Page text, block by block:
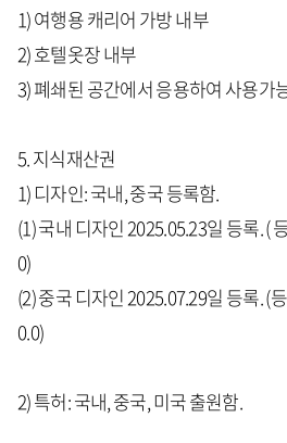
1) 여행용 캐리어 가방 내부
2) 호텔옷장 내부
3) 폐쇄된 공간에서 응용하여 사용가
5. 지식재산권
1) 디자인: 국내, 중국 등록함.
(1) 국내 디자인 2025.05.23일 등록. (
0)
(2) 중국 디자인 2025.07.29일 등록. (
0.0)
2) 특허: 국내, 중국, 미국 출원함.